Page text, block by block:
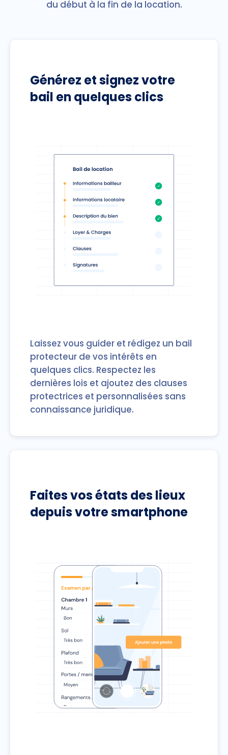
du début à la fin de la location.
Générez et signez votre
bail en quelques clics
Laissez vous guider et rédigez un bail
protecteur de vos intérêts en
quelques clics. Respectez les
dernières lois et ajoutez des clauses
protectrices et personnalisées sans
connaissance juridique.
Faites vos états des lieux
depuis votre smartphone